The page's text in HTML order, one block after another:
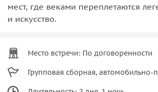
мест, где веками переплетаются
и искусство.
Место встречи: По договоренности
Групповая сборная, автомобильно-